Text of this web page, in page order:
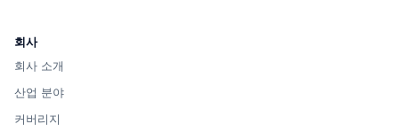
회사
회사 소개
산업 분야
커버리지